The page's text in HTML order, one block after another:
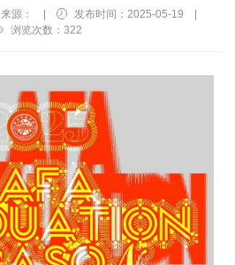
来源： | 发布时间：2025-05-19
|
浏览次数： 322